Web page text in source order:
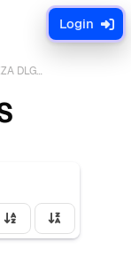
Login
SICUREZZA DLGS 81/08